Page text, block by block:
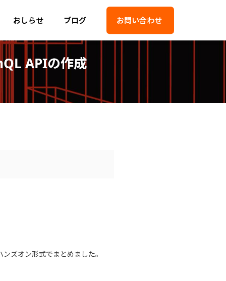
おしらせ ブログ お問い合わせ
APIの作成
ズオン形式でまとめました。